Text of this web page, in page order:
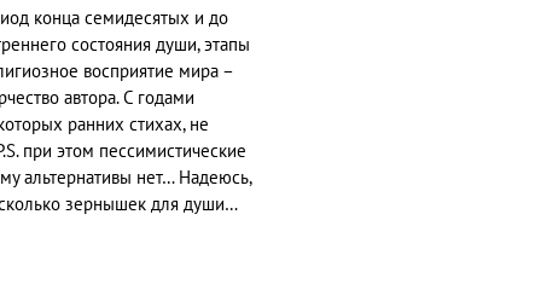
конца семидесятых и до
состояния души, этапы
восприятие мира –
автора. С годами
ранних стихах, не
при этом пессимистические
альтернативы нет… Надеюсь,
зернышек для души…